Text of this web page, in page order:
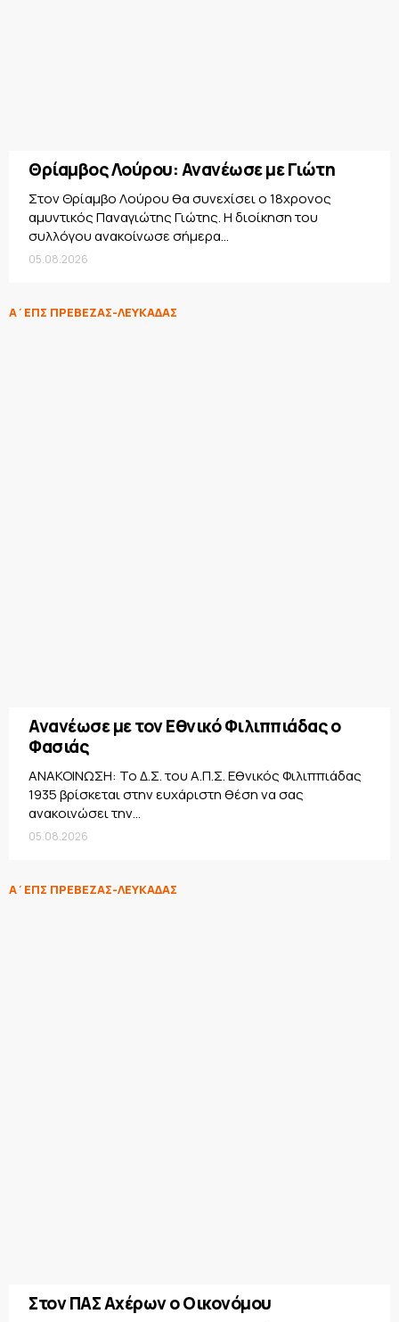
Θρίαμβος Λούρου: Ανανέωσε με Γιώτη
Στον Θρίαμβο Λούρου θα συνεχίσει ο 18χρονος
αμυντικός Παναγιώτης Γιώτης. Η διοίκηση του
συλλόγου ανακοίνωσε σήμερα...
05.08.2026
Α΄ΕΠΣ ΠΡΕΒΕΖΑΣ-ΛΕΥΚΑΔΑΣ
Ανανέωσε με τον Εθνικό Φιλιππιάδας ο
Φασιάς
ΑΝΑΚΟΙΝΩΣΗ: Το Δ.Σ. του Α.Π.Σ. Εθνικός Φιλιππιάδας
1935 βρίσκεται στην ευχάριστη θέση να σας
ανακοινώσει την...
05.08.2026
Α΄ΕΠΣ ΠΡΕΒΕΖΑΣ-ΛΕΥΚΑΔΑΣ
Στον ΠΑΣ Αχέρων ο Οικονόμου